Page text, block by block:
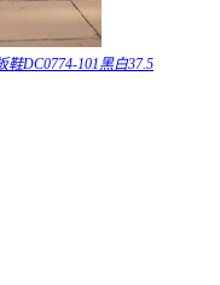
DC0774-101黑白37.5